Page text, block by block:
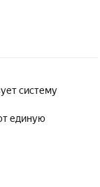
систему
единую
куда бы вы ни
до 260 кв. м. Если